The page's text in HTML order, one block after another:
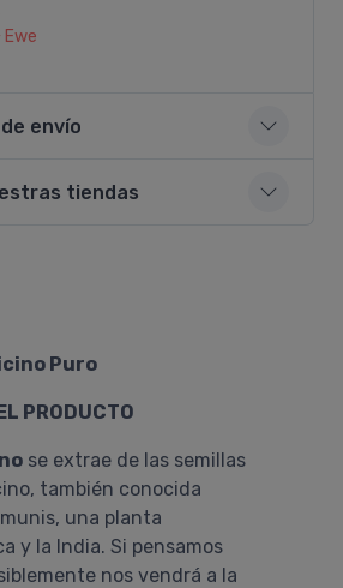
Ewe
envío
tiendas
Puro
PRODUCTO
se extrae de las semillas
también conocida
una planta
y la India. Si pensamos
nos vendrá a la